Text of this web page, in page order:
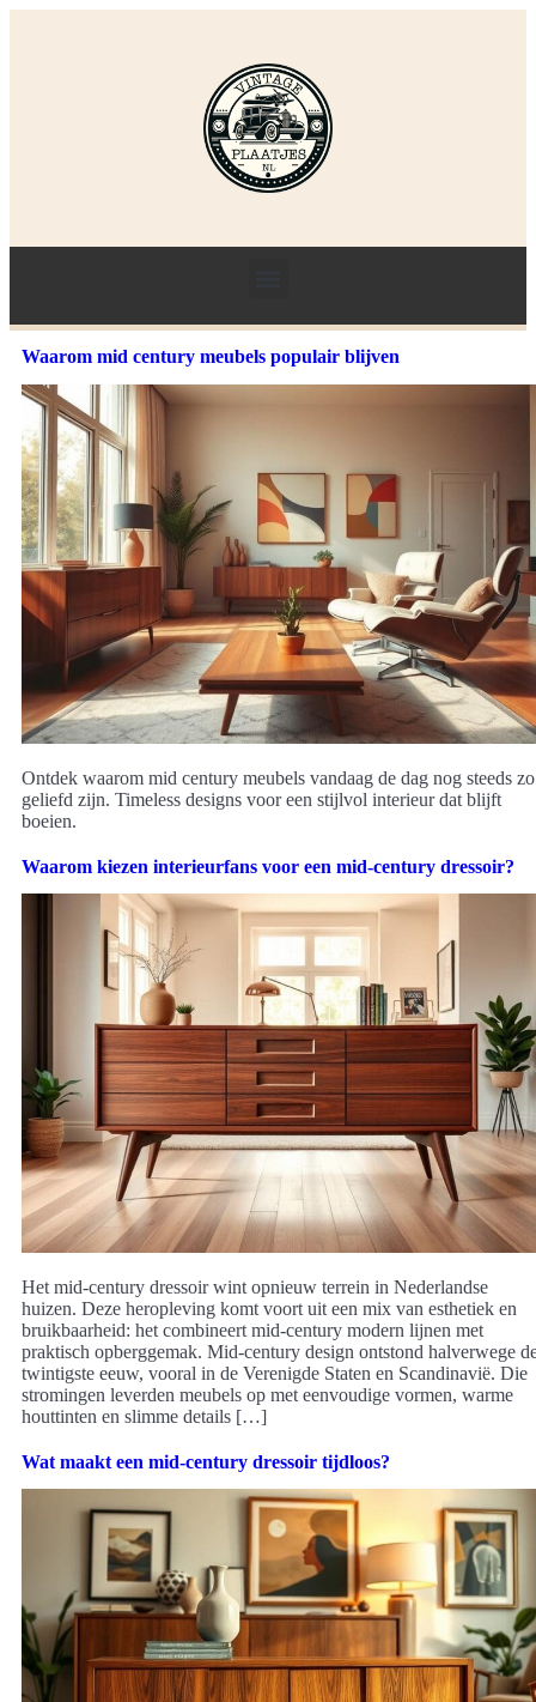
Waarom mid century meubels populair blijven
Ontdek waarom mid century meubels vandaag de dag nog steeds zo
geliefd zijn. Timeless designs voor een stijlvol interieur dat blijft
boeien.
Waarom kiezen interieurfans voor een mid-century dressoir?
Het mid-century dressoir wint opnieuw terrein in Nederlandse
huizen. Deze heropleving komt voort uit een mix van esthetiek en
bruikbaarheid: het combineert mid-century modern lijnen met
praktisch opberggemak. Mid-century design ontstond halverwege
twintigste eeuw, vooral in de Verenigde Staten en Scandinavië. Die
stromingen leverden meubels op met eenvoudige vormen, warme
houttinten en slimme details […]
Wat maakt een mid-century dressoir tijdloos?